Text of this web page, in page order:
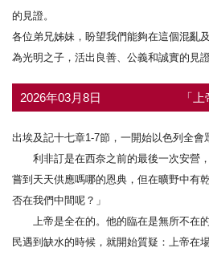
的見證。
各位弟兄姊妹，盼望我們能夠在這個混亂
為光明之子，活出良善、公義和誠實的見
2026年03月8日 「
出埃及記十七章1-7節，一開始以色列全
利非訂是在西奈之前的最後一次安營，
嘗到天天供應嗎哪的恩典，但在曠野中有
否在我們中間呢？」
上帝是全在的。他的臨在是無所不在的
民遇到缺水的時候，就開始質疑：上帝在